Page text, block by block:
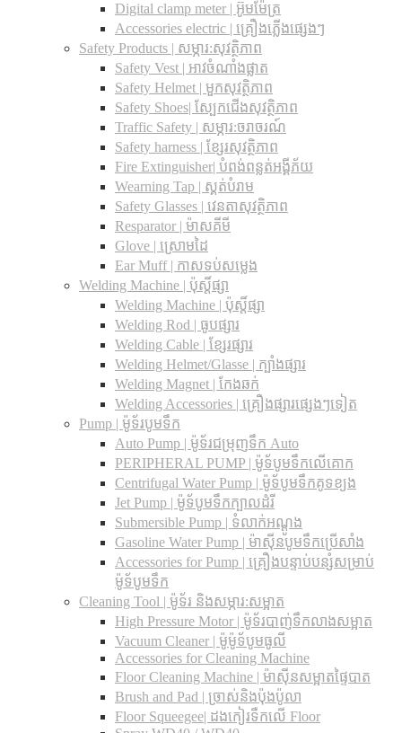
Digital clamp meter | អ៊ូមម៉ែត្រ
Accessories electric | គ្រឿងភ្លើងផ្សេងៗ
Safety Products | សម្ភារ:សុវត្ថិភាព
Safety Vest | អាវចំណាំងផ្លាត
Safety Helmet | មួកសុវត្ថិភាព
Safety Shoes| ស្បែកជើងសុវត្ថិភាព
Traffic Safety​ | សម្ភារ:ចរាចរណ៍
Safety harness | ខ្សែរសុវត្ថិភាព
Fire Extinguisher| បំពង់ពន្លត់អង្គីភ័យ
Wearning Tap | ស្គត់បំរាម
Safety Glasses | វេនតាសុវត្ថិភាព
Resparator | ម៉ាសគីមី
Glove | ស្រោមដៃ
Ear Muff | កាសទប់សម្លេង
Welding Machine | ប៉ុស្តិ៍ផ្សា
Welding Machine | ប៉ុស្តិ៍ផ្សា
Welding Rod | ធូបផ្សារ
Welding Cable | ខ្សែរផ្សារ
Welding Helmet/Glasse | ក្បាំងផ្សារ
Welding Magnet | កែងឆក់
Welding Accessories | គ្រឿងផ្សារផ្សេងៗទៀត
Pump | ម៉ូទ័របូមទឹក
Auto Pump | ម៉ូទ័រជម្រុញទឹក Auto
PERIPHERAL PUMP | ម៉ូទ័បូមទឹកលើគោក
Centrifugal Water Pump | ម៉ូទ័បូមទឹកគូទខ្យង
Jet Pump | ម៉ូទ័បូមទឹកក្បាលដំរី
Submersible Pump | ទំលាក់អណ្តូង
Gasoline Water Pump | ម៉ាស៊ីនបូមទឹកប្រើសាំង
Accessories for Pump | គ្រឿងបន្ទាប់បន្សំសម្រាប់
ម៉ូទ័បូមទឹក
Cleaning Tool | ម៉ូទ័រ និងសម្ភារ:សម្អាត
High Pressure Motor | ម៉ូទ័របាញ់ទឹកលាងសម្អាត
Vacuum Cleaner | ម៉ូម៉ូទ័បូមធូលី
Accessories for Cleaning Machine
Floor Cleaning Machine | ម៉ាស៊ីនសម្អាតផ្ទៃបាត
Brush and Pad | ច្រាស់និងប៉ុងប៉ូលា
Floor Squeegee| ដងកៀរទឺកលើ Floor